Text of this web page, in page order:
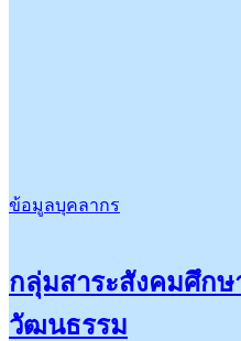
ข้อมูลบุคลากร
กลุ่มสาระสังคมศึกษ
วัฒนธรรม